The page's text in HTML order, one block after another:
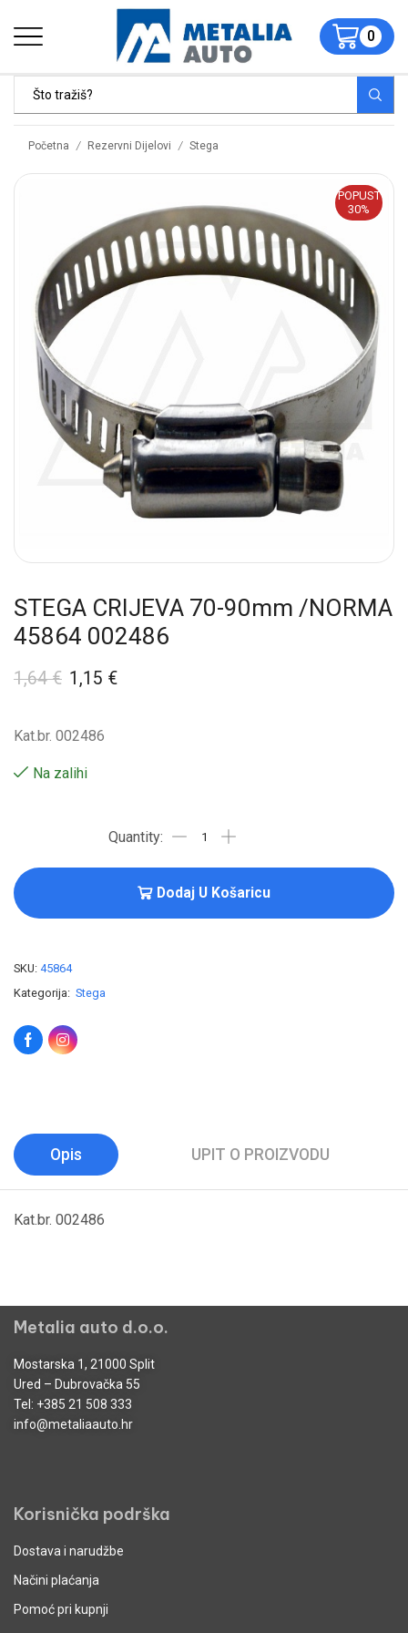
0
Početna / Rezervni Dijelovi / Stega
POPUST
30%
STEGA CRIJEVA 70-90mm /NORMA
45864 002486
1,64€ 1,15 €
Kat.br. 002486
Na zalihi
Dodaj U Košaricu
SKU: 45864
Kategorija: Stega
Opis UPIT O PROIZVODU
Kat.br. 002486
Metalia auto d.o.o.
Mostarska 1, 21000 Split
Ured – Dubrovačka 55
Tel: +385 21 508 333
info@metaliaauto.hr
Korisnička podrška
Dostava i narudžbe
Načini plaćanja
Pomoć pri kupnji